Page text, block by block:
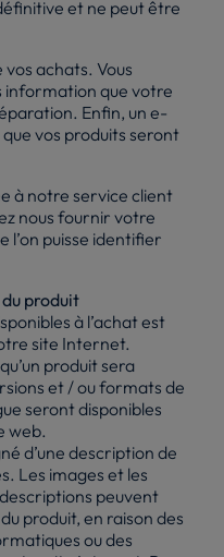
et ne peut être
achats. Vous
information que votre
Enfin, un e-
vos produits seront
à notre service client
nous fournir votre
l’on puisse identifier
produit
à l’achat est
site Internet.
produit sera
et / ou formats de
seront disponibles
web.
d’une description de
Les images et les
peuvent
produit, en raison des
ou des